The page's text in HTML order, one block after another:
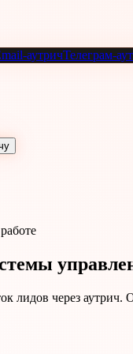
аутричТелеграм-
лидов через аутрич.